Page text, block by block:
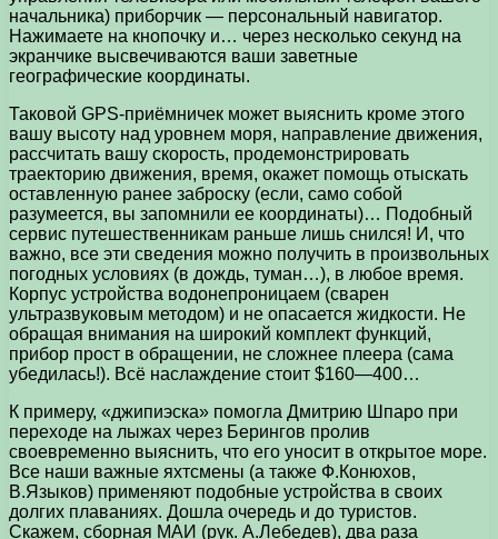
начальника) приборчик — персональный навигатор.
Нажимаете на кнопочку и… через несколько секунд на
экранчике высвечиваются ваши заветные
географические координаты.
Таковой GPS-приёмничек может выяснить кроме этого
вашу высоту над уровнем моря, направление движения,
рассчитать вашу скорость, продемонстрировать
траекторию движения, время, окажет помощь отыскать
оставленную ранее заброску (если, само собой
разумеется, вы запомнили ее координаты)… Подобный
сервис путешественникам раньше лишь снился! И, что
важно, все эти сведения можно получить в произвольных
погодных условиях (в дождь, туман…), в любое время.
Корпус устройства водонепроницаем (сварен
ультразвуковым методом) и не опасается жидкости. Не
обращая внимания на широкий комплект функций,
прибор прост в обращении, не сложнее плеера (сама
убедилась!). Всё наслаждение стоит $160—400…
К примеру, «джипиэска» помогла Дмитрию Шпаро при
переходе на лыжах через Берингов пролив
своевременно выяснить, что его уносит в открытое море.
Все наши важные яхтсмены (а также Ф.Конюхов,
В.Языков) применяют подобные устройства в своих
долгих плаваниях. Дошла очередь и до туристов.
Скажем, сборная МАИ (рук. А.Лебедев), два раза